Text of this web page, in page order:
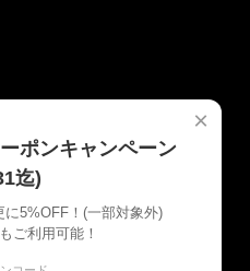
×
ポンキャンペーン
迄)
に5%OFF！(一部対象外)
ご利用可能！